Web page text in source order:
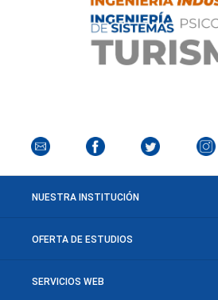
NUESTRA INSTITUCIÓN
OFERTA DE ESTUDIOS
SERVICIOS WEB